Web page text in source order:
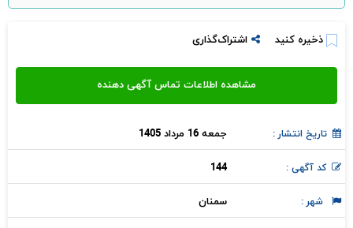
ذخیره کنید اشتراک‌گذاری
تاریخ انتشار : جمعه 16 مرداد 1405
کد آگهی : 144
شهر : سمنان